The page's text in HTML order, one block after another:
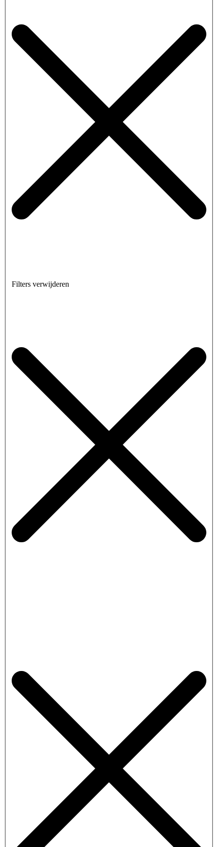
Filters verwijderen